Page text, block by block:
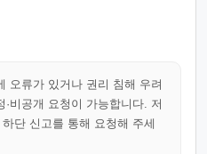
오류가 있거나 권리 침해 우려
비공개 요청이 가능합니다. 저
단 신고를 통해 요청해 주세